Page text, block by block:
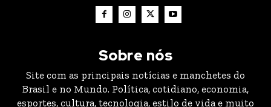
Sobre nós
Site com as principais notícias e manchetes do
Brasil e no Mundo. Política, cotidiano, economia,
esportes, cultura, tecnologia, estilo de vida e muito